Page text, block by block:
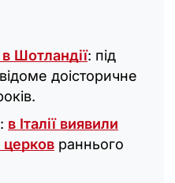
Шотландії: під
доісторичне
в Італії виявили
церков раннього